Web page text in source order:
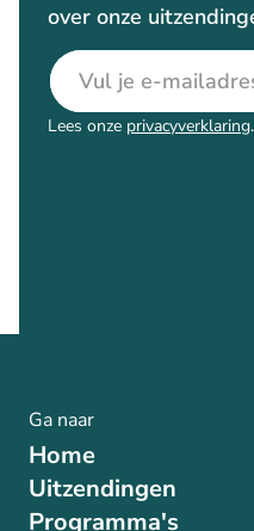
over onze
E-mailadres
Lees onze privacyverklaring.
Ga naar
Home
Uitzendingen
Programma's